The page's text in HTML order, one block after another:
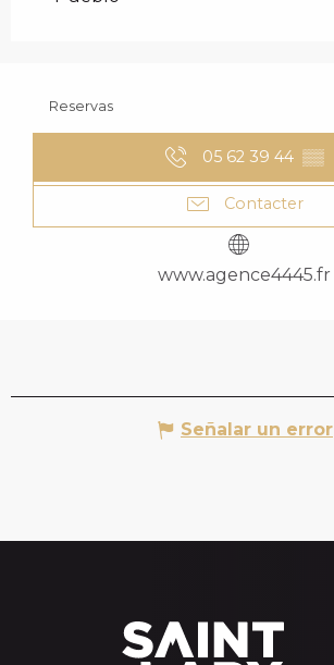
Reservas
05 62 39 44 ▒▒
Contacter
www.agence4445.fr
Señalar un error